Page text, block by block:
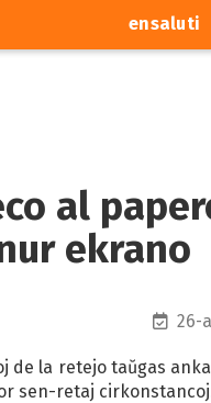
ensaluti
al
ekrano
26-
de la retejo taŭgas
sen-retaj